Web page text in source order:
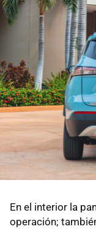
En el interior la
operación;